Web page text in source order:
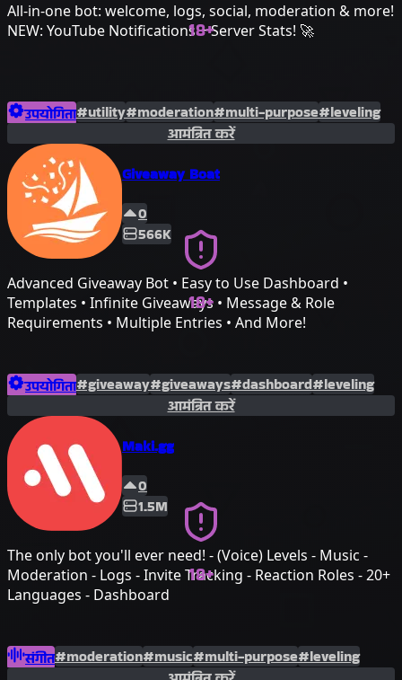
18+
All-in-one bot: welcome, logs, social, moderation & more!
NEW: YouTube Notifications + Server Stats! 🚀
उपयोगिता#utility#moderation#multi-purpose#leveling
आमंत्रित करें
18+
Giveaway Boat
0
566K
Advanced Giveaway Bot • Easy to Use Dashboard •
Templates • Infinite Giveaways • Message & Role
Requirements • Multiple Entries • And More!
उपयोगिता#giveaway#giveaways#dashboard#leveling
आमंत्रित करें
18+
Maki.gg
0
1.5M
The only bot you'll ever need! - (Voice) Levels - Music -
Moderation - Logs - Invite Tracking - Reaction Roles - 20+
Languages - Dashboard
संगीत#moderation#music#multi-purpose#leveling